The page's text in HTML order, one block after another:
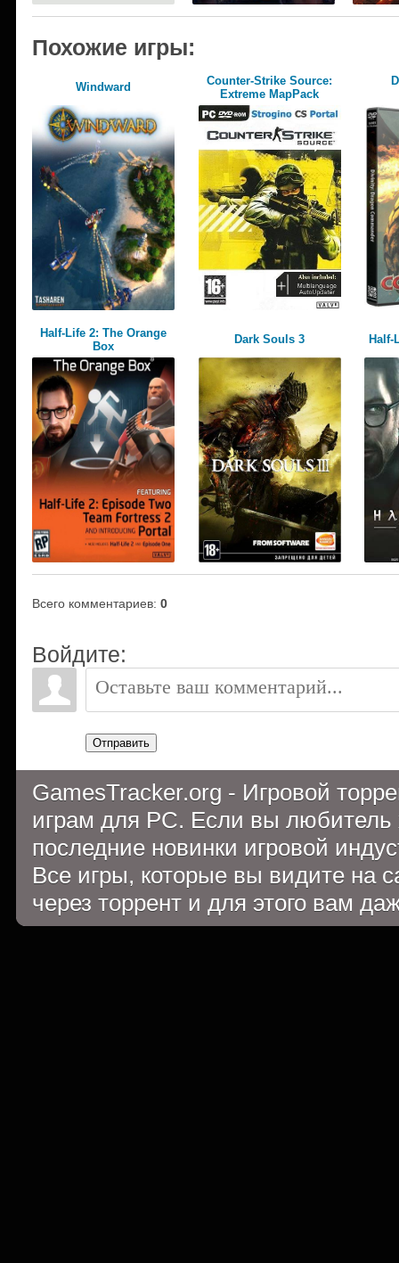
Похожие игры:
Windward
Counter-Strike Source:
Extreme MapPack
Half-Life 2: The Orange
Box
Dark Souls 3 Half-
Всего комментариев: 0
Войдите:
Отправить
GamesTracker.org - Игровой
играм для PC. Если вы
последние новинки игровой
Все игры, которые вы видите на
через торрент и для этого вам